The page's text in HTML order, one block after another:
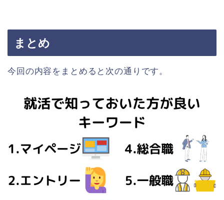
まとめ
今回の内容をまとめると次の通りです。